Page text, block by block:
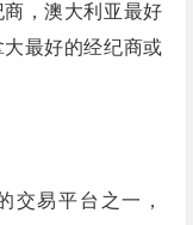
，澳大利亚最好
最好的经纪商或
交易平台之一，